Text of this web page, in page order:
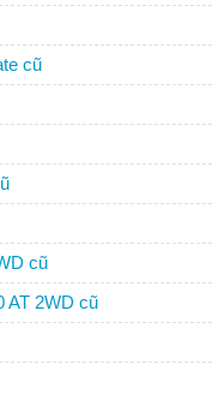
cũ
cũ
AT 2WD cũ